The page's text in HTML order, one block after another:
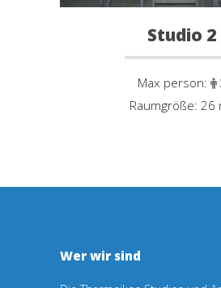
Studio 2
Max person:
Raumgröße: 26
Wer wir sind